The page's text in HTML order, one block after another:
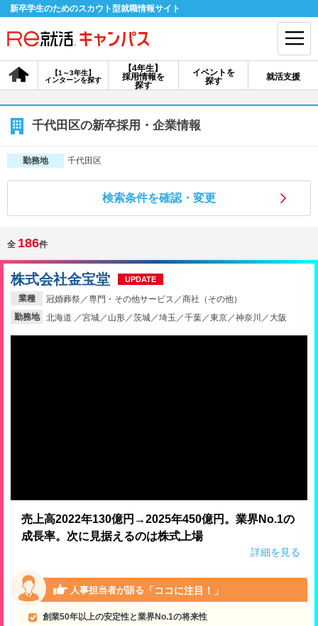
新卒学生のためのスカウト型就職情報サイト
【4年生】
採用情報を
探す
【1～3年生】
インターンを探す
イベントを
探す
就活支援
会員登録 ログイン
会員ID・パスワードを忘れた方はこちら
探す
【4年生】
【1～3年生】
イベントを探す スカウト お知らせ
就活ノウハウ・サポート
千代田区の新卒採用・企業情報
勤務地 千代田区
検索条件を確認・変更
全 186件
業種
冠婚葬祭／専門・その他サービス／商社（その他）
勤務地
北海道 ／宮城／山形／茨城／埼玉／千葉／東京／神奈川／大阪
株式会社金宝堂 UPDATE
売上高2022年130億円→2025年450億円。業界No.1の
成長率。次に見据えるのは株式上場
詳細を見る
人事担当者が語る 「ココに注目！」
創業50年以上の安定性と業界No.1の将来性